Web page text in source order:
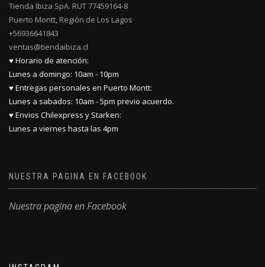
Tienda Ibiza SpA. RUT 77459164-8
Puerto Montt, Región de Los Lagos
+56936641843
ventas@tiendaibiza.cl
♥ Horario de atención:
Lunes a domingo: 10am - 10pm
♥ Entregas personales en Puerto Montt:
Lunes a sabados: 10am - 5pm previo acuerdo.
♥ Envios Chilexpress y Starken:
Lunes a viernes hasta las 4pm
NUESTRA PAGINA EN FACEBOOK
Nuestra pagina en Facebook